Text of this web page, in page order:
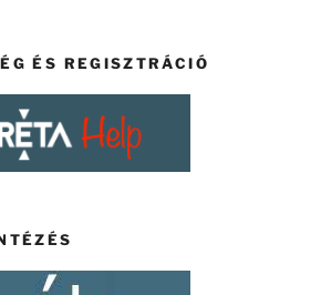
ÉS REGISZTRÁCIÓ